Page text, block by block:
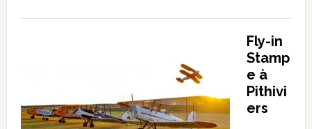
Fly-in
Stamp
e à
Pithivi
ers